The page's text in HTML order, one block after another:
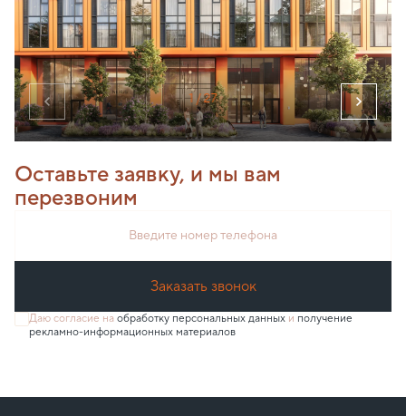
1 / 27
Оставьте заявку, и мы вам
перезвоним
Введите номер телефона
Заказать звонок
Даю согласие на обработку персональных данныхи получение
рекламно-информационных материалов